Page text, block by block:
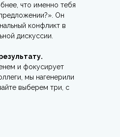
что именно тебя
Он
конфликт в
дискуссии.
и фокусирует
мы нагенерили
выберем три, с